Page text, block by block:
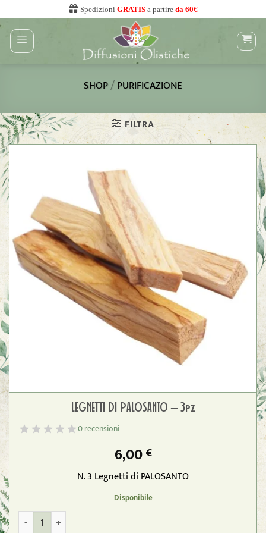
ai
contenuti
Spedizioni GRATIS a partire da 60€
SHOP/PURIFICAZIONE
FILTRA
LEGNETTI DI PALOSANTO – 3pz
0 recensioni
6,00 €
N. 3 Legnetti di PALOSANTO
Disponibile
LEGNETTI DI PALOSANTO - 3pz quantità